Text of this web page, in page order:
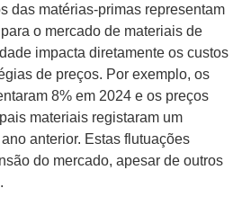
das matérias-primas representam
o mercado de materiais de
impacta diretamente os custos
de preços. Por exemplo, os
8% em 2024 e os preços
materiais registaram um
anterior. Estas flutuações
do mercado, apesar de outros